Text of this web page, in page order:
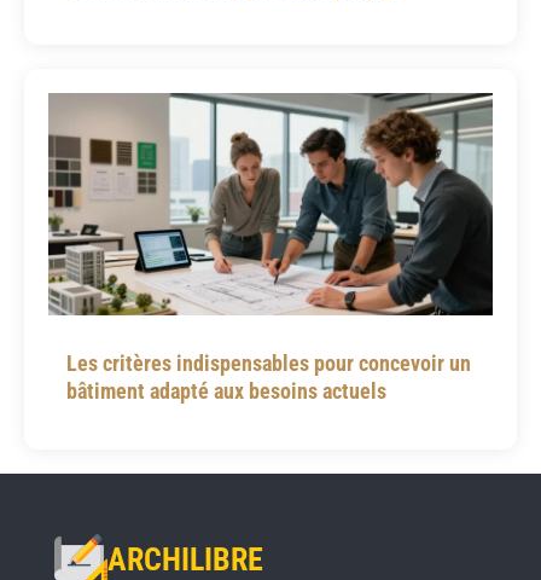
Les critères indispensables pour concevoir un
bâtiment adapté aux besoins actuels
ARCHILIBRE